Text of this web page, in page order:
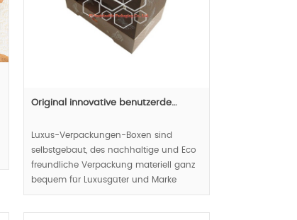
Original innovative benutzerde…
Luxus-Verpackungen-Boxen sind
selbstgebaut, des nachhaltige und Eco
freundliche Verpackung materiell ganz
bequem für Luxusgüter und Marke
Display benutzerfreundliche Konzept